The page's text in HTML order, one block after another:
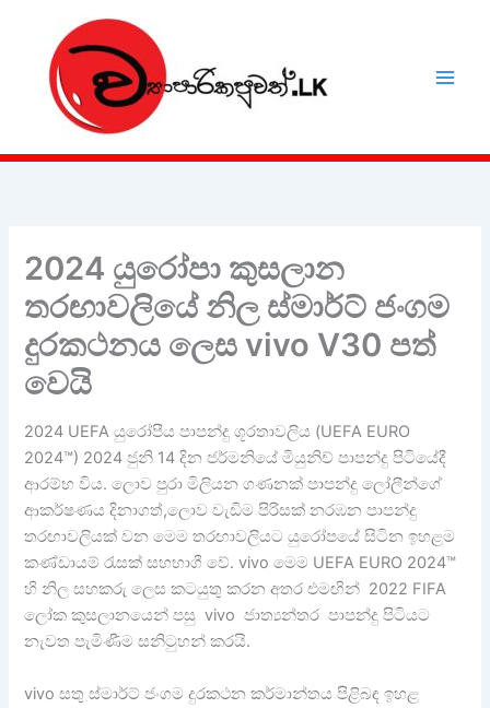
content
2024 යුරෝපා කුසලාන
තරඟාවලියේ නිල ස්මාර්ට් ජංගම
දුරකථනය ලෙස vivo V30 පත්
වෙයි
2024 UEFA යුරෝපීය පාපන්දු ශූරතාවලිය (UEFA EURO
2024™) 2024 ජුනි 14 දින ජර්මනියේ මියුනිච් පාපන්දු පිටියේදී
ආරම්භ විය. ලොව පුරා මිලියන ගණනක් පාපන්දු ලෝලීන්ගේ
ආකර්ෂණය දිනාගත්,ලොව වැඩිම පිරිසක් නරඹන පාපන්දු
තරඟාවලියක් වන මෙම තරඟාවලියට යුරෝපයේ සිටින ඉහළම
කණ්ඩායම් රැසක් සහභාගී වේ. vivo මෙම UEFA EURO 2024™
හි නිල සහකරු ලෙස කටයුතු කරන අතර එමඟින් 2022 FIFA
ලෝක කුසලානයෙන් පසු vivo ජාත්‍යන්තර පාපන්දු පිටියට
නැවත පැමිණීම සනිටුහන් කරයි.
vivo සතු ස්මාර්ට් ජංගම දුරකථන කර්මාන්තය පිළිබඳ ඉහළ